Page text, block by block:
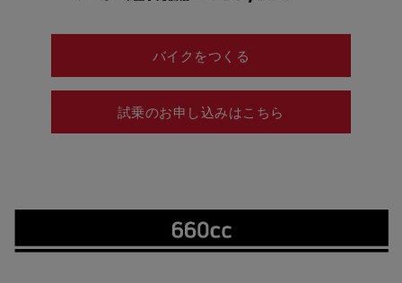
バイクをつくる
試乗のお申し込みはこちら